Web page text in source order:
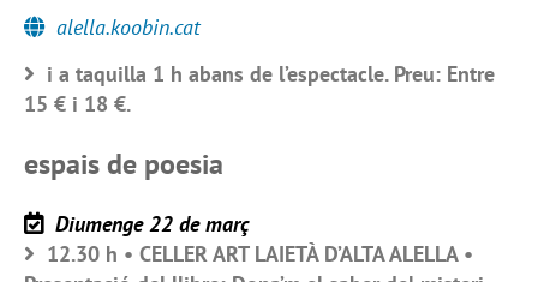
alella.koobin.cat
i a taquilla 1 h abans de l’espectacle. Preu: Entre
15 € i 18 €.
espais de poesia
Diumenge 22 de març
12.30 h • CELLER ART LAIETÀ D’ALTA ALELLA •